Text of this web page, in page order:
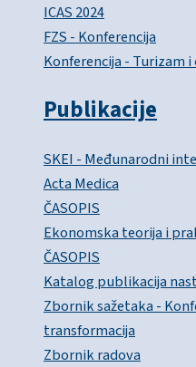
ICAS 2024
FZS - Konferencija
Konferencija - Turizam
Publikacije
SKEI - Međunarodni
Acta Medica
ČASOPIS
Ekonomska teorija i
ČASOPIS
Katalog publikacija
Zbornik sažetaka -
transformacija
Zbornik radova